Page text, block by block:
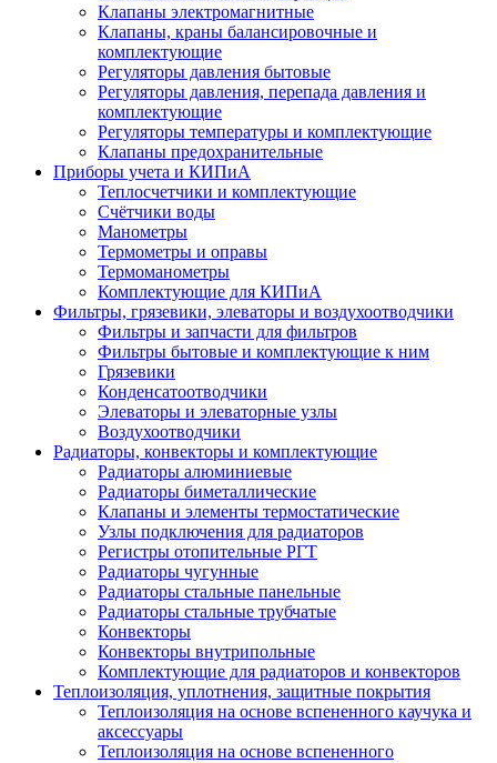
Клапаны электромагнитные
Клапаны, краны балансировочные и
комплектующие
Регуляторы давления бытовые
Регуляторы давления, перепада давления и
комплектующие
Регуляторы температуры и комплектующие
Клапаны предохранительные
Приборы учета и КИПиА
Теплосчетчики и комплектующие
Счётчики воды
Манометры
Термометры и оправы
Термоманометры
Комплектующие для КИПиА
Фильтры, грязевики, элеваторы и воздухоотводчики
Фильтры и запчасти для фильтров
Фильтры бытовые и комплектующие к ним
Грязевики
Конденсатоотводчики
Элеваторы и элеваторные узлы
Воздухоотводчики
Радиаторы, конвекторы и комплектующие
Радиаторы алюминиевые
Радиаторы биметаллические
Клапаны и элементы термостатические
Узлы подключения для радиаторов
Регистры отопительные РГТ
Радиаторы чугунные
Радиаторы стальные панельные
Радиаторы стальные трубчатые
Конвекторы
Конвекторы внутрипольные
Комплектующие для радиаторов и конвекторов
Теплоизоляция, уплотнения, защитные покрытия
Теплоизоляция на основе вспененного каучука и
аксессуары
Теплоизоляция на основе вспененного